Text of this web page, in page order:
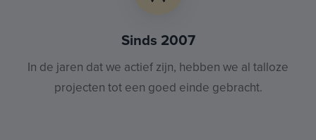
Sinds 2007
In de jaren dat we actief zijn, hebben we al talloze
projecten tot een goed einde gebracht.